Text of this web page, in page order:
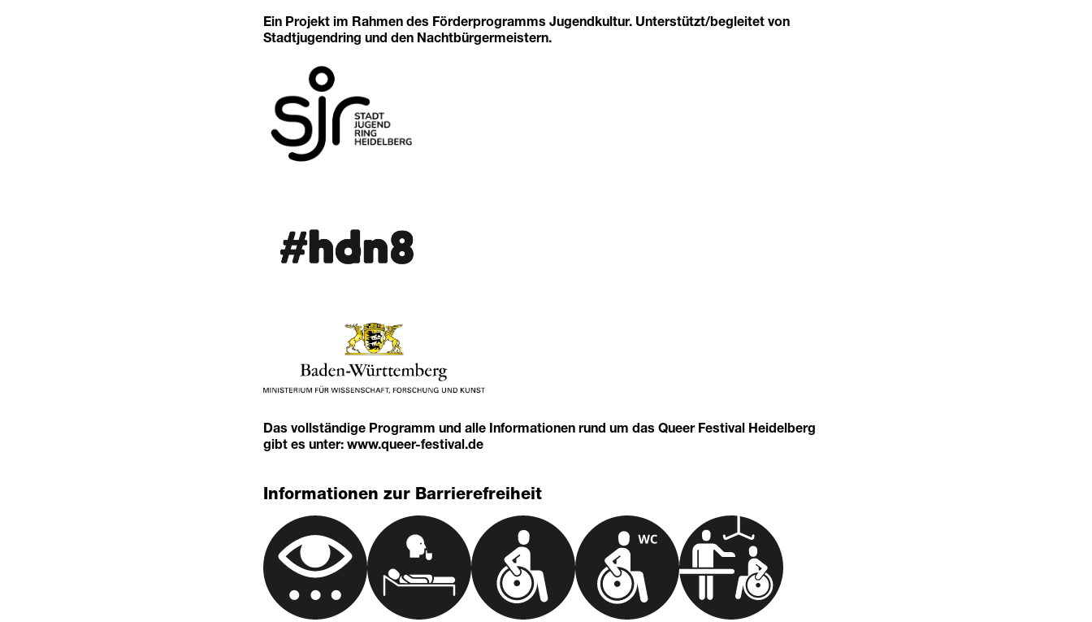
Ein Projekt im Rahmen des Förderprogramms Jugendkultur. Unterstützt/begleitet von
Stadtjugendring und den Nachtbürgermeistern.
Das vollständige Programm und alle Informationen rund um das Queer Festival Heidelberg
gibt es unter: www.queer-festival.de
Informationen zur Barrierefreiheit